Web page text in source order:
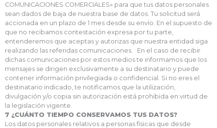
COMUNICACIONES COMERCIALES» para que tus datos personales
sean dados de baja de nuestra base de datos. Tu solicitud será
accionada en un plazo de 1 mes desde su envío. En el supuesto de
que no recibamos contestación expresa por tu parte,
entenderemos que aceptas y autorizas que nuestra entidad siga
realizando las referidas comunicaciones. En el caso de recibir
dichas comunicaciones por estos medios te informamos que los
mensajes se dirigen exclusivamente a su destinatario y puede
contener información privilegiada o confidencial. Si no eres el
destinatario indicado, te notificamos que la utilización,
divulgación y/o copia sin autorización está prohibida en virtud de
la legislación vigente.
7 ¿CUÁNTO TIEMPO CONSERVAMOS TUS DATOS?
Los datos personales relativos a personas físicas que desde